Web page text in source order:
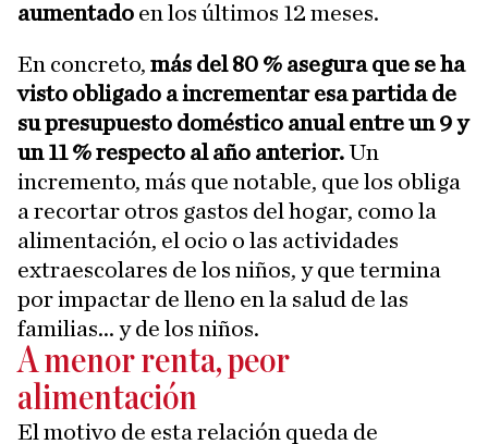
aumentado en los últimos 12 meses.
En concreto, más del 80 % asegura que se ha
visto obligado a incrementar esa partida de
su presupuesto doméstico anual entre un 9 y
un 11 % respecto al año anterior.Un
incremento, más que notable, que los obliga
a recortar otros gastos del hogar, como la
alimentación, el ocio o las actividades
extraescolares de los niños, y que termina
por impactar de lleno en la salud de las
familias... y de los niños.
A menor renta, peor
alimentación
El motivo de esta relación queda de